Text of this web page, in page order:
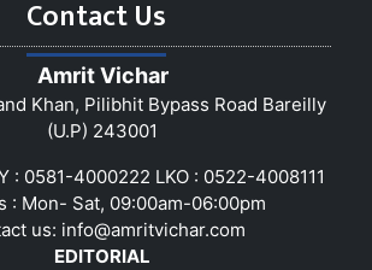
Contact Us
Amrit Vichar
Khan, Pilibhit Bypass Road Bareilly
(U.P) 243001
: 0581-4000222 LKO : 0522-4008111
: Mon- Sat, 09:00am-06:00pm
us: info@amritvichar.com
EDITORIAL